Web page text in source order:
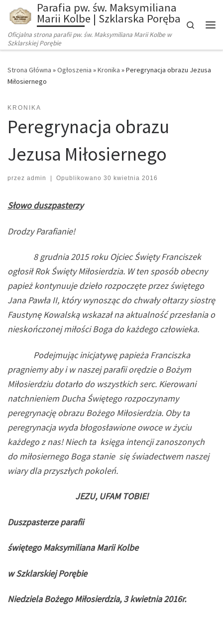
Parafia pw. św. Maksymiliana
Marii Kolbe | Szklarska Poręba
Oficjalna strona parafii pw. św. Maksymiliana Marii Kolbe w
Szklarskiej Porębie
Search
Strona Główna »Ogłoszenia »Kronika »Peregrynacja obrazu Jezusa
Miłosiernego
KRONIKA
Peregrynacja obrazu
Jezusa Miłosiernego
przez admin Opublikowano 30 kwietnia 2016
Słowo duszpasterzy
Drodzy Parafianie!
8 grudnia 2015 roku Ojciec Święty Franciszek
ogłosił Rok Święty Miłosierdzia. W ten sposób obecny
papież kontynuuje dzieło rozpoczęte przez świętego
Jana Pawła II, który wynosząc do chwały ołtarzy siostrę
Faustynę Kowalską wskazał na aktualność przesłania o
nieskończonej miłości Boga do każdego człowieka.
Podejmując inicjatywę papieża Franciszka
pragniemy aby i w naszej parafii orędzie o Bożym
Miłosierdziu dotarło do wszystkich serc. Kierowani
natchnieniem Ducha Świętego rozpoczynamy
peregrynację obrazu Bożego Miłosierdzia. Oby ta
peregrynacja wyda błogosławione owoce w życiu
każdego z nas! Niech ta księga intencji zanoszonych
do miłosiernego Boga stanie się świadectwem naszej
wiary dla przyszłych pokoleń.
JEZU, UFAM TOBIE!
Duszpasterze parafii
świętego Maksymiliana Marii Kolbe
w Szklarskiej Porębie
Niedziela Bożego Miłosierdzia, 3 kwietnia 2016r.